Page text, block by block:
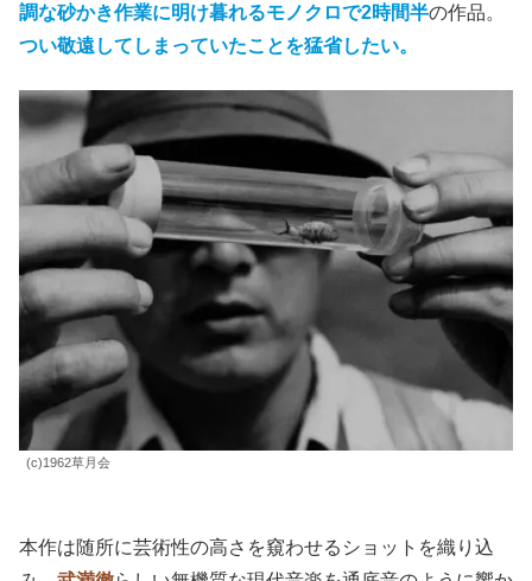
調な砂かき作業に明け暮れるモノクロで2時間半の作品。
つい敬遠してしまっていたことを猛省したい。
(c)1962草月会
本作は随所に芸術性の高さを窺わせるショットを織り込